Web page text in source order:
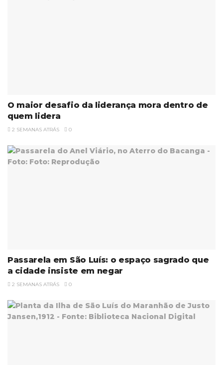
O maior desafio da liderança mora dentro de
quem lidera
2 SEMANAS ATRÁS 0
Passarela em São Luís: o espaço sagrado que
a cidade insiste em negar
2 SEMANAS ATRÁS 0